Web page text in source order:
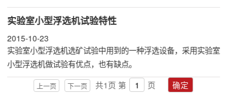
实验室小型浮选机试验特性
2015-10-23
​实验室小型浮选机选矿试验中用到的一种浮选设备，采用实验室
小型浮选机做试验有优点，也有缺点。
上一页 下一页 共1页 第 页 确定